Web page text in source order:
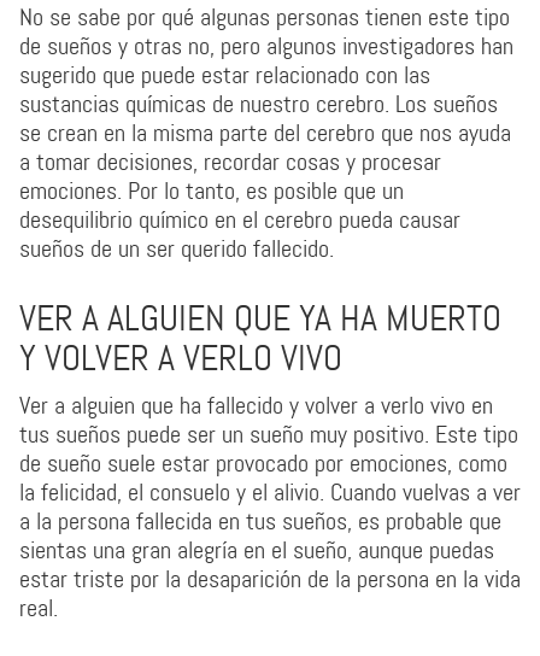
No se sabe por qué algunas personas tienen este tipo
de sueños y otras no, pero algunos investigadores han
sugerido que puede estar relacionado con las
sustancias químicas de nuestro cerebro. Los sueños
se crean en la misma parte del cerebro que nos ayuda
a tomar decisiones, recordar cosas y procesar
emociones. Por lo tanto, es posible que un
desequilibrio químico en el cerebro pueda causar
sueños de un ser querido fallecido.
VER A ALGUIEN QUE YA HA MUERTO
Y VOLVER A VERLO VIVO
Ver a alguien que ha fallecido y volver a verlo vivo en
tus sueños puede ser un sueño muy positivo. Este tipo
de sueño suele estar provocado por emociones, como
la felicidad, el consuelo y el alivio. Cuando vuelvas a ver
a la persona fallecida en tus sueños, es probable que
sientas una gran alegría en el sueño, aunque puedas
estar triste por la desaparición de la persona en la vida
real.